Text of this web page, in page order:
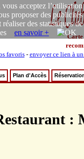
acceptez l’utilisation
proposer des publicités
réaliser des statistiques de
en savoir +
Carte
favoris- envoyer ce lien à
Plan d'Accès
: